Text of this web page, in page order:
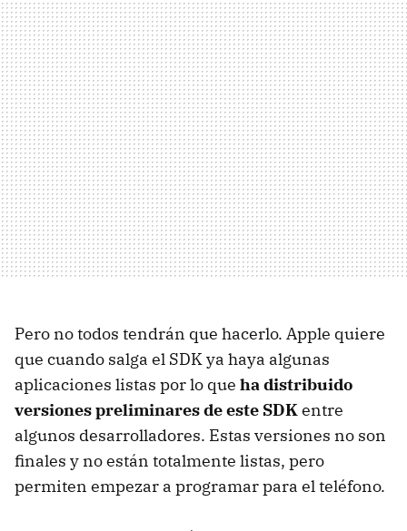
Pero no todos tendrán que hacerlo. Apple quiere
que cuando salga el SDK ya haya algunas
aplicaciones listas por lo que ha distribuido
versiones preliminares de este SDKentre
algunos desarrolladores. Estas versiones no son
finales y no están totalmente listas, pero
permiten empezar a programar para el teléfono.